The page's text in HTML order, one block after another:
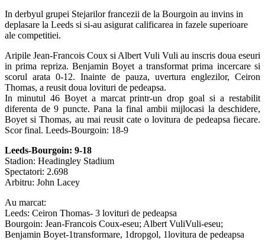
In derbyul grupei Stejarilor francezii de la Bourgoin au invins in
deplasare la Leeds si si-au asigurat calificarea in fazele superioare
ale competitiei.
Aripile Jean-Francois Coux si Albert Vuli Vuli au inscris doua eseuri
in prima repriza. Benjamin Boyet a transformat prima incercare si
scorul arata 0-12. Inainte de pauza, uvertura englezilor, Ceiron
Thomas, a reusit doua lovituri de pedeapsa.
In minutul 46 Boyet a marcat printr-un drop goal si a restabilit
diferenta de 9 puncte. Pana la final ambii mijlocasi la deschidere,
Boyet si Thomas, au mai reusit cate o lovitura de pedeapsa fiecare.
Scor final. Leeds-Bourgoin: 18-9
Leeds-Bourgoin: 9-18
Stadion: Headingley Stadium
Spectatori: 2.698
Arbitru: John Lacey
Au marcat:
Leeds: Ceiron Thomas- 3 lovituri de pedeapsa
Bourgoin: Jean-Francois Coux-eseu; Albert VuliVuli-eseu;
Benjamin Boyet-1transformare, 1dropgol, 1lovitura de pedeapsa